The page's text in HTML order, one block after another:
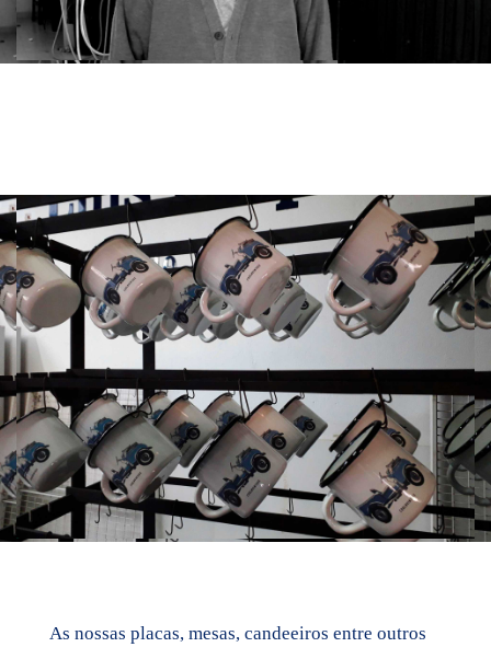
As nossas placas, mesas, candeeiros entre outros